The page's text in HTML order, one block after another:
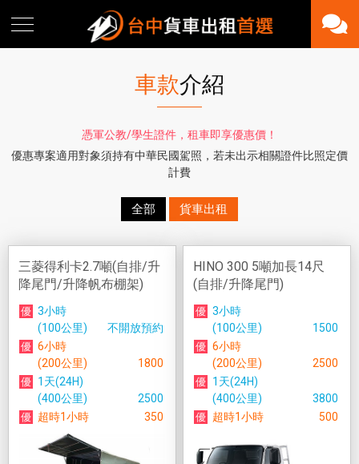
車款介紹
憑軍公教/學生證件，租車即享優惠價！
優惠專案適用對象須持有中華民國駕照，若未出示相關證件比照定價
計費
全部 貨車出租
三菱得利卡2.7噸(自排/升
降尾門/升降帆布棚架)
3小時
(100公里)
不開放預約
6小時
(200公里)
1800
1天(24H)
(400公里)
2500
超時1小時
350
HINO 300 5噸加長14尺
(自排/升降尾門)
3小時
(100公里)
1500
6小時
(200公里)
2500
1天(24H)
(400公里)
3800
超時1小時
500